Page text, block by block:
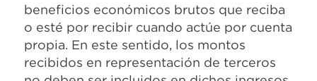
beneficios económicos brutos que reciba
o esté por recibir cuando actúe por cuenta
propia. En este sentido, los montos
recibidos en representación de terceros